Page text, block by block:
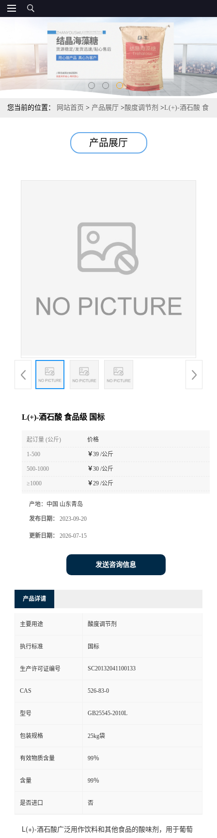
您当前的位置： 网站首页 > 产品展厅 >酸度调节剂 >L(+)-酒石酸 食
产品展厅
L(+)-酒石酸 食品级 国标
起订量 (公斤) 价格
1-500 ￥39 /公斤
500-1000 ￥30 /公斤
≥1000 ￥29 /公斤
产地： 中国 山东青岛
发布日期： 2023-09-20
更新日期： 2026-07-15
发送咨询信息
产品详请
主要用途 酸度调节剂
执行标准 国标
生产许可证编号 SC20132041100133
CAS 526-83-0
型号 GB25545-2010L
包装规格 25kg袋
有效物质含量 99％
含量 99％
是否进口 否
L(+)-酒石酸广泛用作饮料和其他食品的酸味剂，用于葡萄